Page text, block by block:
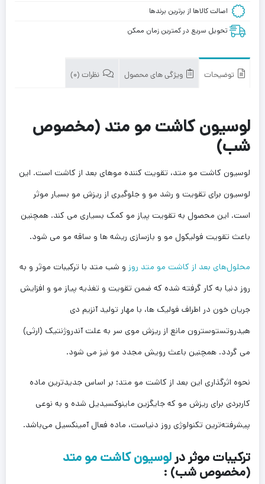
شب)
اصالت کالاها از برترین برندها
تحویل سریع در کمترین زمان ممکن
توضیحات ویژگی های محصول نظرات (0)
لوسیون کاشت مو متد (مخصوص
شب)
لوسیون کاشت مو متد، تقویت کننده موهای بعد از کاشت است. این
لوسیون برای تقویت و رشد مو و جلوگیری از ریزش مو بسیار موثر
است. این محصول به تقویت پیاز مو کمک بسیاری می کند. همچنین
باعث تقویت فولیکول مو و بازسازی ریشه ها و ساقه مو می شود.
محلول‌های بعد از کاشت مو متد روز و شب متد با ترکیبات موثر و به
روز دنیا به کار گرفته شده که ضمن تقویت و تغذیه پیاز مو و افزایش
جریان خون در اطراف فولیک ها، با مهار تولید آنزیم دی
هیدروتستوسترون مانع از ریزش موی سر به علت آندروژنتیک (ارثی)
می گردد. همچنین باعث رویش مجدد مو نیز می شود.
نحوه اثرگذاری این بعد از کاشت مو متد؛ بر اساس جدیدترین ماده‌
کاربردی برای ریزش مو که جایگزین ماینوکسیدیل شده و به نوعی
پیشرفته‌ترین تکنولوژی روز دنیاست، ماده فعال آمینکسیل می‌باشد.
ترکیبات موثر درلوسیون کاشت مو متد
(مخصوص شب) :